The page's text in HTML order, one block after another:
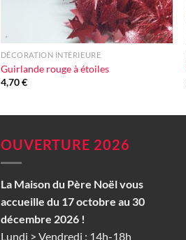
DÉCORATION INTÉRIEURE
Guirlande rouge à étoiles
4,70€
OUVERTURE 2026
La Maison du Père Noël vous
accueille du 17 octobre au 30
décembre 2026 !
Lundi > Vendredi : 14h-18h